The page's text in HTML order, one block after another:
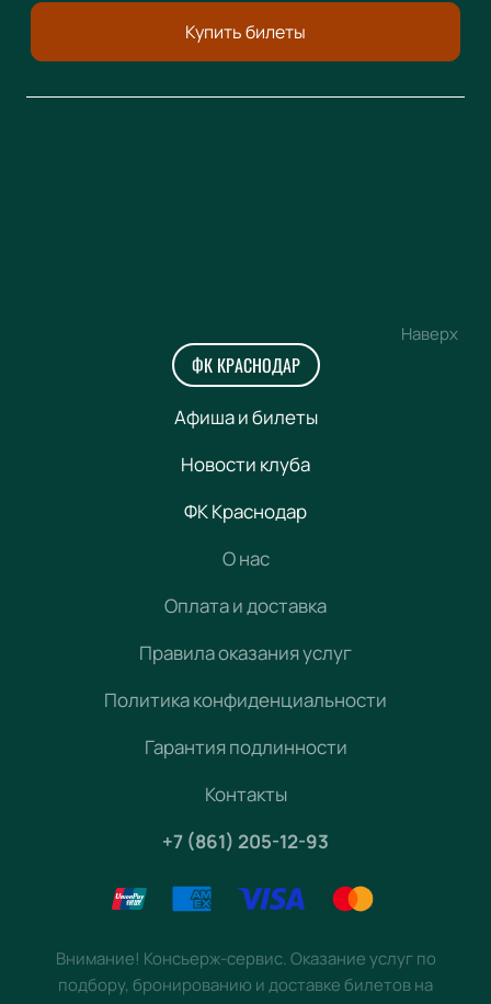
Купить билеты
Наверх
ФК КРАСНОДАР
Афиша и билеты
Новости клуба
ФК Краснодар
О нас
Оплата и доставка
Правила оказания услуг
Политика конфиденциальности
Гарантия подлинности
Контакты
+7 (861) 205-12-93
Внимание! Консьерж-сервис. Оказание услуг по
подбору, бронированию и доставке билетов на